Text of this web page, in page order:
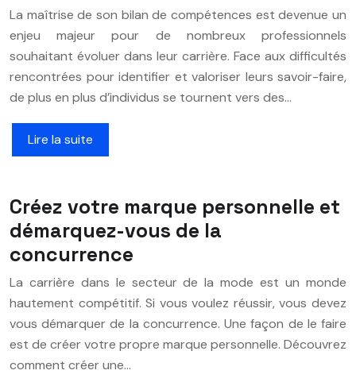
La maîtrise de son bilan de compétences est devenue un
enjeu majeur pour de nombreux professionnels
souhaitant évoluer dans leur carrière. Face aux difficultés
rencontrées pour identifier et valoriser leurs savoir-faire,
de plus en plus d’individus se tournent vers des…
Lire la suite
Créez votre marque personnelle et
démarquez-vous de la
concurrence
La carrière dans le secteur de la mode est un monde
hautement compétitif. Si vous voulez réussir, vous devez
vous démarquer de la concurrence. Une façon de le faire
est de créer votre propre marque personnelle. Découvrez
comment créer une…